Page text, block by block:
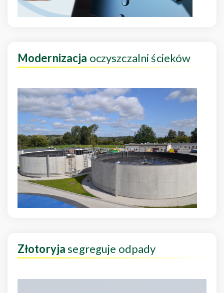
Modernizacja oczyszczalni ścieków
Złotoryjasegreguje odpady